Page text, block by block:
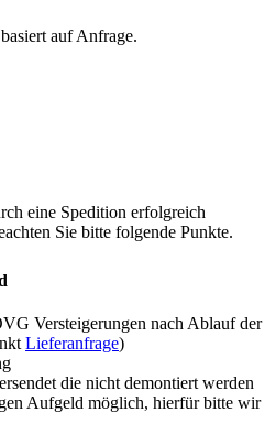
auf Anfrage.
eine Spedition erfolgreich
Sie bitte folgende Punkte.
Versteigerungen nach Ablauf der
Lieferanfrage)
die nicht demontiert werden
Aufgeld möglich, hierfür bitte wir